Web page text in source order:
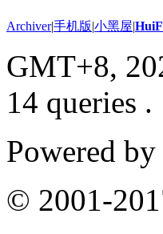
Archiver|手机版|小黑屋|
GMT+8,
14 queries .
Powered by
© 2001-